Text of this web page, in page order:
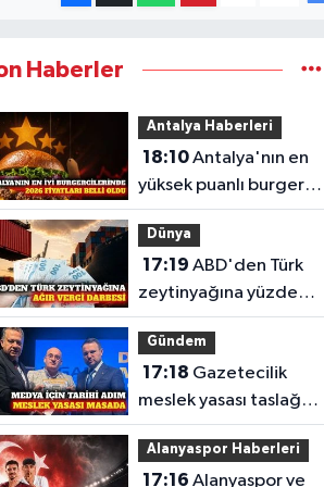
Haberler
Antalya Haberleri
18:10Antalya'nın en
yüksek puanlı burger
mekanları ve fiyatları
Dünya
17:19 ABD'den Türk
zeytinyağına yüzde
12,5 ek vergi kararı
Gündem
17:18
meslek yasası taslağı
Bakan Gürlek'e
sunuldu
Alanyaspor Haberleri
17:16 Alanyaspor ve